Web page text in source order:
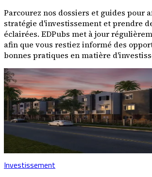
Parcourez nos dossiers et guides pour
stratégie d'investissement et prendre
éclairées. EDPubs met à jour
afin que vous restiez informé des
bonnes pratiques en matière
Investissement